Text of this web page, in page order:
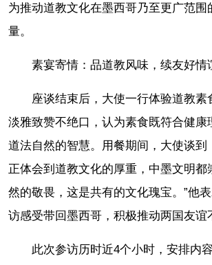
为推动道教文化在墨西哥乃至更广范围
量。
素宴寄情：品道教风味，续友好情
座谈结束后，大使一行体验道教素
淡雅致赞不绝口，认为素食既符合健康
道法自然的智慧。用餐期间，大使谈到
正体会到道教文化的厚重，中墨文明都
然的敬畏，这是共有的文化瑰宝。”他
访感受带回墨西哥，积极推动两国友谊
此次参访历时近4个小时，安排内